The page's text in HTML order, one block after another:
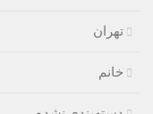
تهران
خانم